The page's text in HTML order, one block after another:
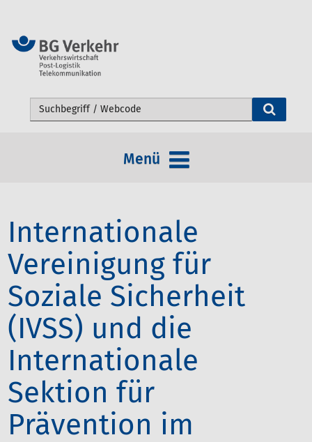
Webseite durchsuchen
Menü
Internationale
Vereinigung für
Soziale Sicherheit
(IVSS) und die
Internationale
Sektion für
Prävention im